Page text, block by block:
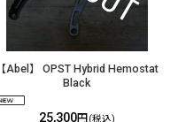
【Abel】 OPST Hybrid Hemostat
Black
25,300円 (税込)